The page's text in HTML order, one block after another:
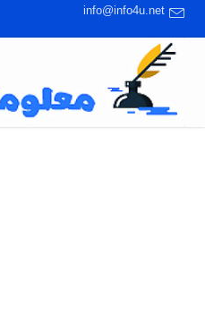
info@info4u.net